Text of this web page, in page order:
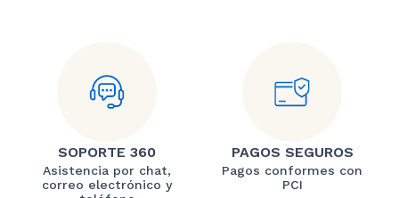
SOPORTE 360
Asistencia por chat,
correo electrónico y
PAGOS SEGUROS
Pagos conformes con
PCI